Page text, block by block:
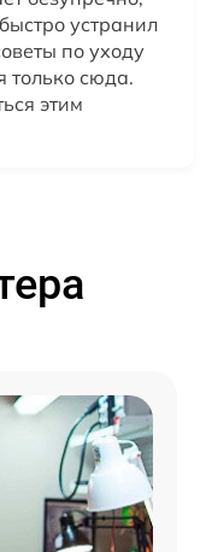
устранил
по уходу
только сюда.
этим